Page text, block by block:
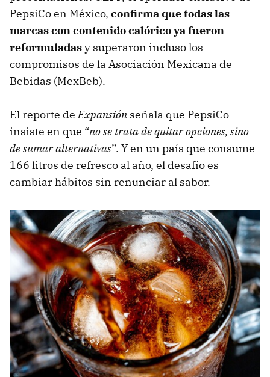
PepsiCo en México, confirma que todas las
marcas con contenido calórico ya fueron
reformuladasy superaron incluso los
compromisos de la Asociación Mexicana de
Bebidas (MexBeb).
El reporte deExpansión señala que PepsiCo
insiste en que “no se trata de quitar opciones, sino
de sumar alternativas”. Y en un país que consume
166 litros de refresco al año, el desafío es
cambiar hábitos sin renunciar al sabor.